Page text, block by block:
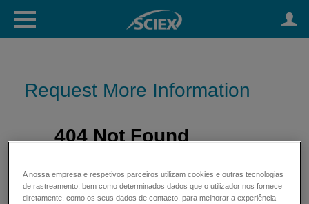
Request More Information
A nossa empresa e respetivos parceiros utilizam cookies e outras tecnologias
de rastreamento, bem como determinados dados que o utilizador nos fornece
diretamente, como os seus dados de contacto, para melhorar a experiência